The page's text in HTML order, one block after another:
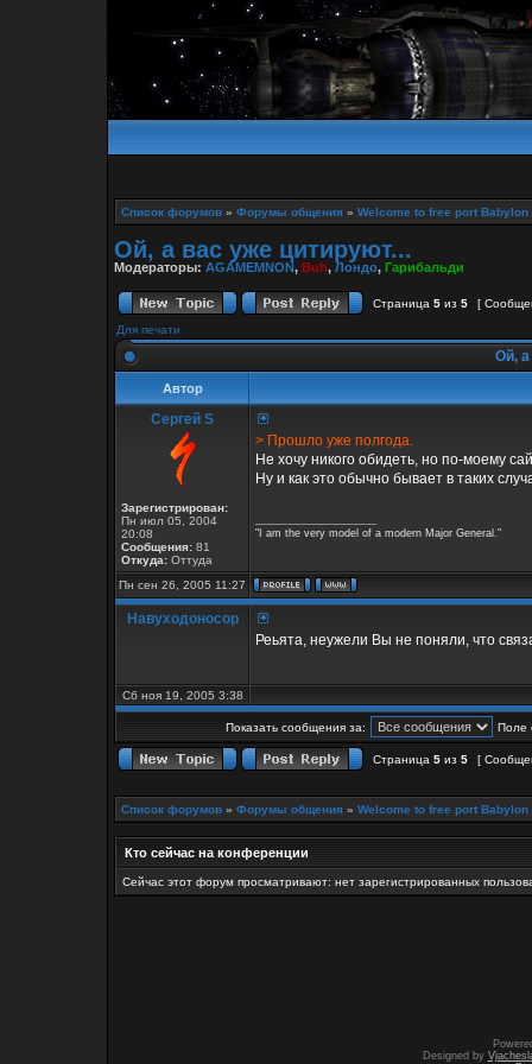
Список форумов » Форумы общения » Welcome to free port Babylon
Ой, а вас уже цитируют...
Модераторы: AGAMEMNON, Buh, Лондо, Гарибальди
Страница 5 из 5
[
Для печати
Ой, а
Автор
Сергей S
Зарегистрирован:
Пн июл 05, 2004
20:08
Сообщения: 81
Откуда: Оттуда
> Прошло уже полгода.
Не хочу никого обидеть, но по-моему
Ну и как это обычно бывает в таких
"I am the very model of a modern Major General."
Пн сен 26, 2005 11:27
Навуходоносор
Реьята, неужели Вы не поняли, что
Сб ноя 19, 2005 3:38
Показать сообщения за: Поле
Страница 5 из 5 [
Список форумов » Форумы общения » Welcome to free port Babylon
Кто сейчас на конференции
Сейчас этот форум просматривают: нет зарегистрированных
Designed by